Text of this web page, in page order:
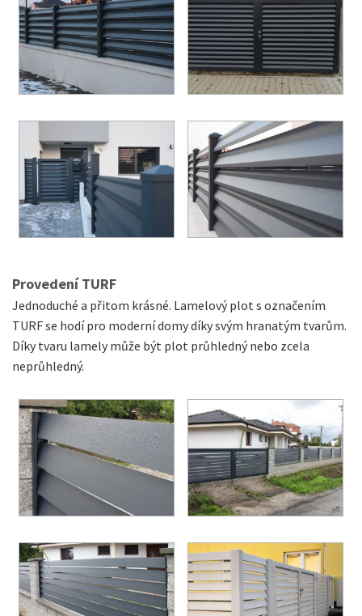
Provedení TURF
Jednoduché a přitom krásné. Lamelový plot s označením
TURF se hodí pro moderní domy díky svým hranatým tvarům.
Díky tvaru lamely může být plot průhledný nebo zcela
neprůhledný.